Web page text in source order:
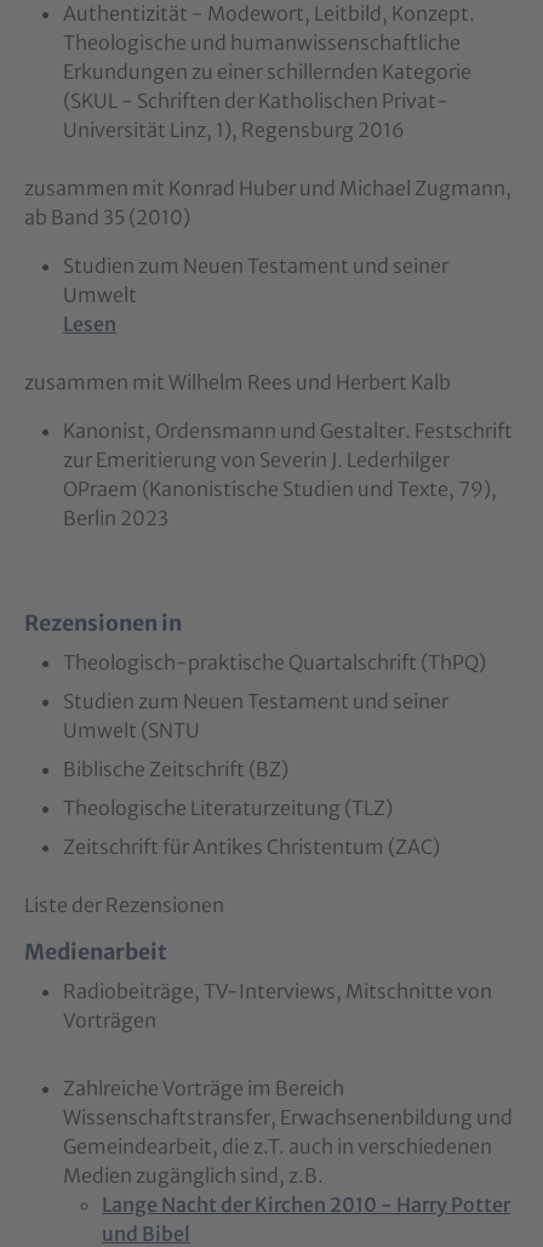
Authentizität - Modewort, Leitbild, Konzept.
Theologische und humanwissenschaftliche
Erkundungen zu einer schillernden Kategorie
(SKUL - Schriften der Katholischen Privat-
Universität Linz, 1), Regensburg 2016
zusammen mit Konrad Huber und Michael Zugmann,
ab Band 35 (2010)
Studien zum Neuen Testament und seiner
Umwelt
Lesen
zusammen mit Wilhelm Rees und Herbert Kalb
Kanonist, Ordensmann und Gestalter. Festschrift
zur Emeritierung von Severin J. Lederhilger
OPraem (Kanonistische Studien und Texte, 79),
Berlin 2023
Rezensionen in
Theologisch-praktische Quartalschrift (ThPQ)
Studien zum Neuen Testament und seiner
Umwelt (SNTU
Biblische Zeitschrift (BZ)
Theologische Literaturzeitung (TLZ)
Zeitschrift für Antikes Christentum (ZAC)
Liste der Rezensionen
Medienarbeit
Radiobeiträge, TV-Interviews, Mitschnitte von
Vorträgen
Zahlreiche Vorträge im Bereich
Wissenschaftstransfer, Erwachsenenbildung und
Gemeindearbeit, die z.T. auch in verschiedenen
Medien zugänglich sind, z.B.
Lange Nacht der Kirchen 2010 - Harry Potter
und Bibel